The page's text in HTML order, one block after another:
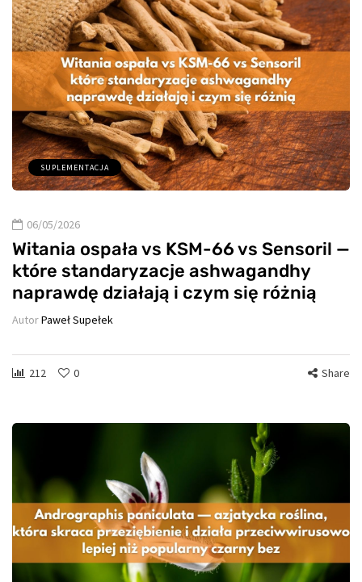
SUPLEMENTACJA
06/05/2026
Witania ospała vs KSM-66 vs Sensoril —
które standaryzacje ashwagandhy
naprawdę działają i czym się różnią
AutorPaweł Supełek
212 0 Share